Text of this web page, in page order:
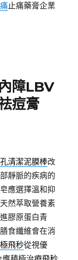
止痛藥膏企業
障LBV
痘膏
清潔泥膜棒改
靜脈的疾病的
應選擇溫和抑
然萃取營養素
膠原蛋白青
膳食纖維會在消
極飛秒從視優